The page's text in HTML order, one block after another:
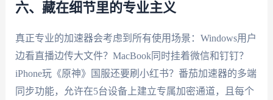
六、藏在细节里的专业主义
真正专业的加速器会考虑到所有使用场景：Windows用户
边看直播边传大文件？MacBook同时挂着微信和钉钉？
iPhone玩《原神》国服还要刷小红书？番茄加速器的多端
同步功能，允许在5台设备上建立专属加密通道，且每个